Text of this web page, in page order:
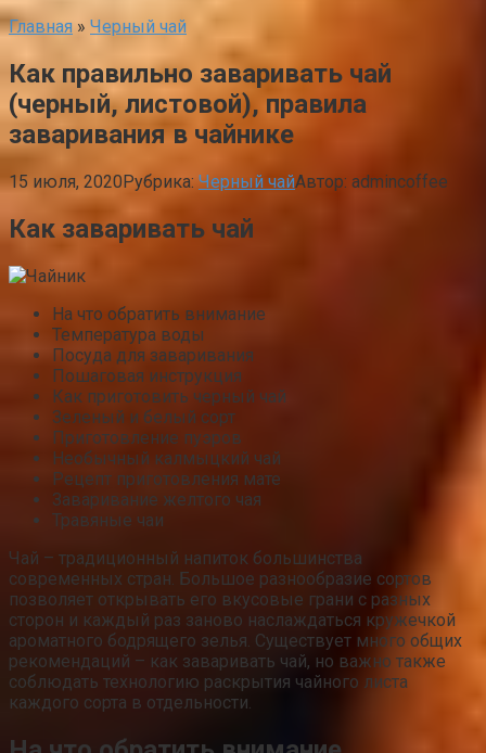
Главная » Черный чай
Как правильно заваривать чай
(черный, листовой), правила
заваривания в чайнике
15 июля, 2020Рубрика: Черный чайАвтор: admincoffee
Как заваривать чай
На что обратить внимание
Температура воды
Посуда для заваривания
Пошаговая инструкция
Как приготовить черный чай
Зеленый и белый сорт
Приготовление пуэров
Необычный калмыцкий чай
Рецепт приготовления мате
Заваривание желтого чая
Травяные чаи
Чай – традиционный напиток большинства
современных стран. Большое разнообразие сортов
позволяет открывать его вкусовые грани с разных
сторон и каждый раз заново наслаждаться кружечкой
ароматного бодрящего зелья. Существует много общих
рекомендаций – как заваривать чай, но важно также
соблюдать технологию раскрытия чайного листа
каждого сорта в отдельности.